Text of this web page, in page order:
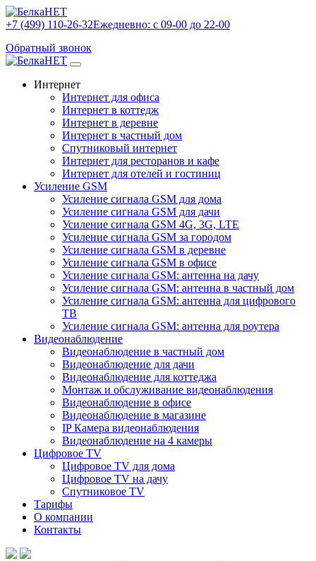
+7 (499) 110-26-32Ежедневно: с 09-00 до 22-00
Обратный звонок
Интернет
Интернет для офиса
Интернет в коттедж
Интернет в деревне
Интернет в частный дом
Спутниковый интернет
Интернет для ресторанов и кафе
Интернет для отелей и гостиниц
Усиление GSM
Усиление сигнала GSM для дома
Усиление сигнала GSM для дачи
Усиление сигнала GSM 4G, 3G, LTE
Усиление сигнала GSM за городом
Усиление сигнала GSM в деревне
Усиление сигнала GSM в офисе
Усиление сигнала GSM: антенна на дачу
Усиление сигнала GSM: антенна в частный дом
Усиление сигнала GSM: антенна для цифрового
ТВ
Усиление сигнала GSM: антенна для роутера
Видеонаблюдение
Видеонаблюдение в частный дом
Видеонаблюдение для дачи
Видеонаблюдение для коттеджа
Монтаж и обслуживание видеонаблюдения
Видеонаблюдение в офисе
Видеонаблюдение в магазине
IP Камера видеонаблюдения
Видеонаблюдение на 4 камеры
Цифровое TV
Цифровое TV для дома
Цифровое TV на дачу
Спутниковое TV
Тарифы
О компании
Контакты